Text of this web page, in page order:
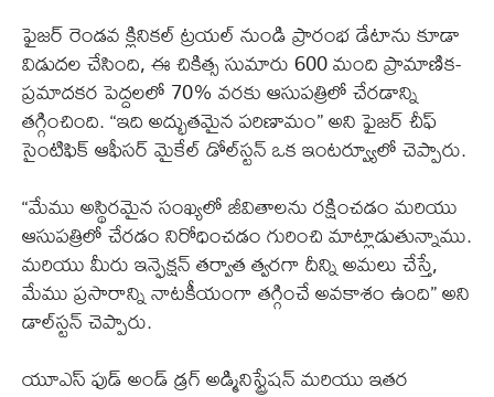
ఫైజర్ రెండవ క్లినికల్ ట్రయల్ నుండి ప్రారంభ డేటాను కూడా
విడుదల చేసింది, ఈ చికిత్స సుమారు 600 మంది ప్రామాణిక-
ప్రమాదకర పెద్దలలో 70% వరకు ఆసుపత్రిలో చేరడాన్ని
తగ్గించింది. “ఇది అద్భుతమైన పరిణామం” అని ఫైజర్ చీఫ్
సైంటిఫిక్ ఆఫీసర్ మైకేల్ డోల్‌స్టన్ ఒక ఇంటర్వ్యూలో చెప్పారు.
“మేము అస్థిరమైన సంఖ్యలో జీవితాలను రక్షించడం మరియు
ఆసుపత్రిలో చేరడం నిరోధించడం గురించి మాట్లాడుతున్నాము.
మరియు మీరు ఇన్ఫెక్షన్ తర్వాత త్వరగా దీన్ని అమలు చేస్తే,
మేము ప్రసారాన్ని నాటకీయంగా తగ్గించే అవకాశం ఉంది” అని
డాల్‌స్టన్ చెప్పారు.
యూఎస్ ఫుడ్ అండ్ డ్రగ్ అడ్మినిస్ట్రేషన్ మరియు ఇతర